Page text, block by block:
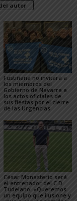
autor
Fustiñana no invitará a
los miembros del
Gobierno de Navarra a
los actos oficiales de
sus fiestas por el cierre
de las Urgencias
César Monasterio será
el entrenador del C.D.
Tudelano: «Queremos
un equipo que ilusione y